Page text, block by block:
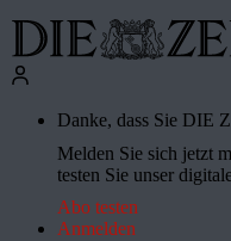
Danke, dass Sie DIE
Melden Sie sich jetzt
testen Sie unser
Abo testen
Anmelden